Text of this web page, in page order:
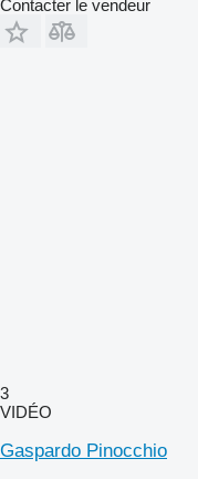
Contacter le vendeur
3
VIDÉO
Gaspardo Pinocchio